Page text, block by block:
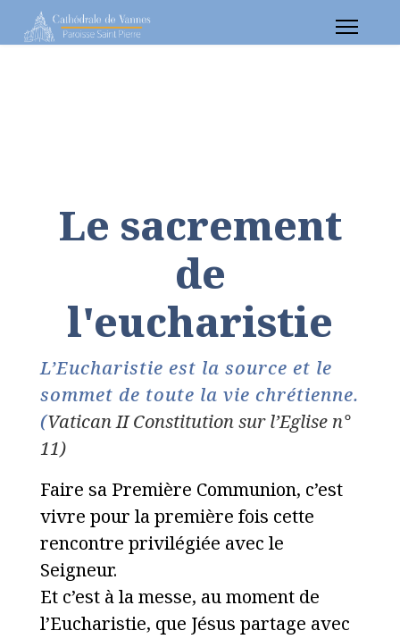
Le sacrement
de
l'eucharistie
L’Eucharistie est la source et le
sommet de toute la vie chrétienne.
(Vatican II Constitution sur l’Eglise n°
11)
Faire sa Première Communion, c’est
vivre pour la première fois cette
rencontre privilégiée avec le
Seigneur.
Et c’est à la messe, au moment de
l’Eucharistie, que Jésus partage avec